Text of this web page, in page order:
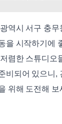
역시 서구 충무
을 시작하기에
렴한 스튜디오
비되어 있으니,
위해 도전해 보